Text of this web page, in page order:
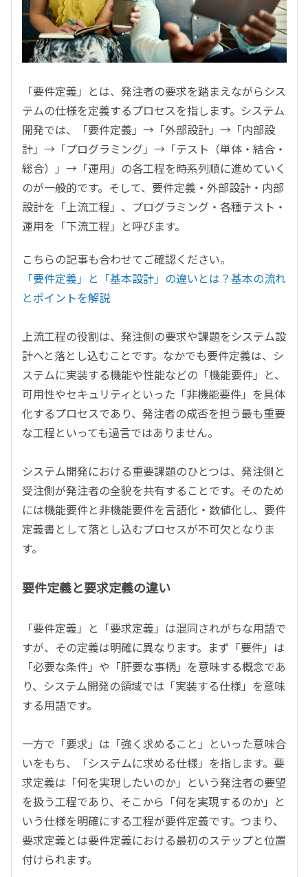
「要件定義」とは、発注者の要求を踏まえながらシス
テムの仕様を定義するプロセスを指します。システム
開発では、「要件定義」→「外部設計」→「内部設
計」→「プログラミング」→「テスト（単体・結合・
総合）」→「運用」の各工程を時系列順に進めていく
のが一般的です。そして、要件定義・外部設計・内部
設計を「上流工程」、プログラミング・各種テスト・
運用を「下流工程」と呼びます。
こちらの記事も合わせてご確認ください。
「要件定義」と「基本設計」の違いとは？基本の流れ
とポイントを解説
上流工程の役割は、発注側の要求や課題をシステム設
計へと落とし込むことです。なかでも要件定義は、シ
ステムに実装する機能や性能などの「機能要件」と、
可用性やセキュリティといった「非機能要件」を具体
化するプロセスであり、発注者の成否を担う最も重要
な工程といっても過言ではありません。
システム開発における重要課題のひとつは、発注側と
受注側が発注者の全貌を共有することです。そのため
には機能要件と非機能要件を言語化・数値化し、要件
定義書として落とし込むプロセスが不可欠となりま
す。
要件定義と要求定義の違い
「要件定義」と「要求定義」は混同されがちな用語で
すが、その定義は明確に異なります。まず「要件」は
「必要な条件」や「肝要な事柄」を意味する概念であ
り、システム開発の領域では「実装する仕様」を意味
する用語です。
一方で「要求」は「強く求めること」といった意味合
いをもち、「システムに求める仕様」を指します。要
求定義は「何を実現したいのか」という発注者の要望
を扱う工程であり、そこから「何を実現するのか」と
いう仕様を明確にする工程が要件定義です。つまり、
要求定義とは要件定義における最初のステップと位置
付けられます。